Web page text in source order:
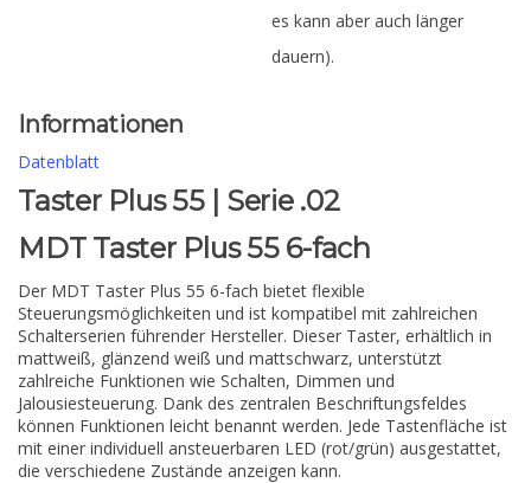
es kann aber auch länger
dauern).
Informationen
Datenblatt
Taster Plus 55 | Serie .02
MDT Taster Plus 55 6-fach
Der MDT Taster Plus 55 6-fach bietet flexible
Steuerungsmöglichkeiten und ist kompatibel mit zahlreichen
Schalterserien führender Hersteller. Dieser Taster, erhältlich in
mattweiß, glänzend weiß und mattschwarz, unterstützt
zahlreiche Funktionen wie Schalten, Dimmen und
Jalousiesteuerung. Dank des zentralen Beschriftungsfeldes
können Funktionen leicht benannt werden. Jede Tastenfläche ist
mit einer individuell ansteuerbaren LED (rot/grün) ausgestattet,
die verschiedene Zustände anzeigen kann.